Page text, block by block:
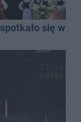
się w